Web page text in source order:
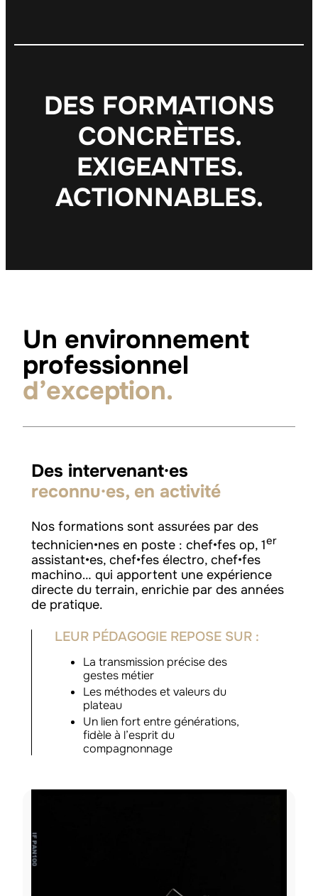
DES FORMATIONS
CONCRÈTES.
EXIGEANTES.
ACTIONNABLES.
Un environnement
professionnel
d’exception.
Des intervenant·es
reconnu·es, en activité
Nos formations sont assurées par des
technicien•nes en poste : chef•fes op, 1er
assistant•es, chef•fes électro, chef•fes
machino… qui apportent une expérience
directe du terrain, enrichie par des années
de pratique.
LEUR PÉDAGOGIE REPOSE SUR :
La transmission précise des
gestes métier
Les méthodes et valeurs du
plateau
Un lien fort entre générations,
fidèle à l’esprit du
compagnonnage